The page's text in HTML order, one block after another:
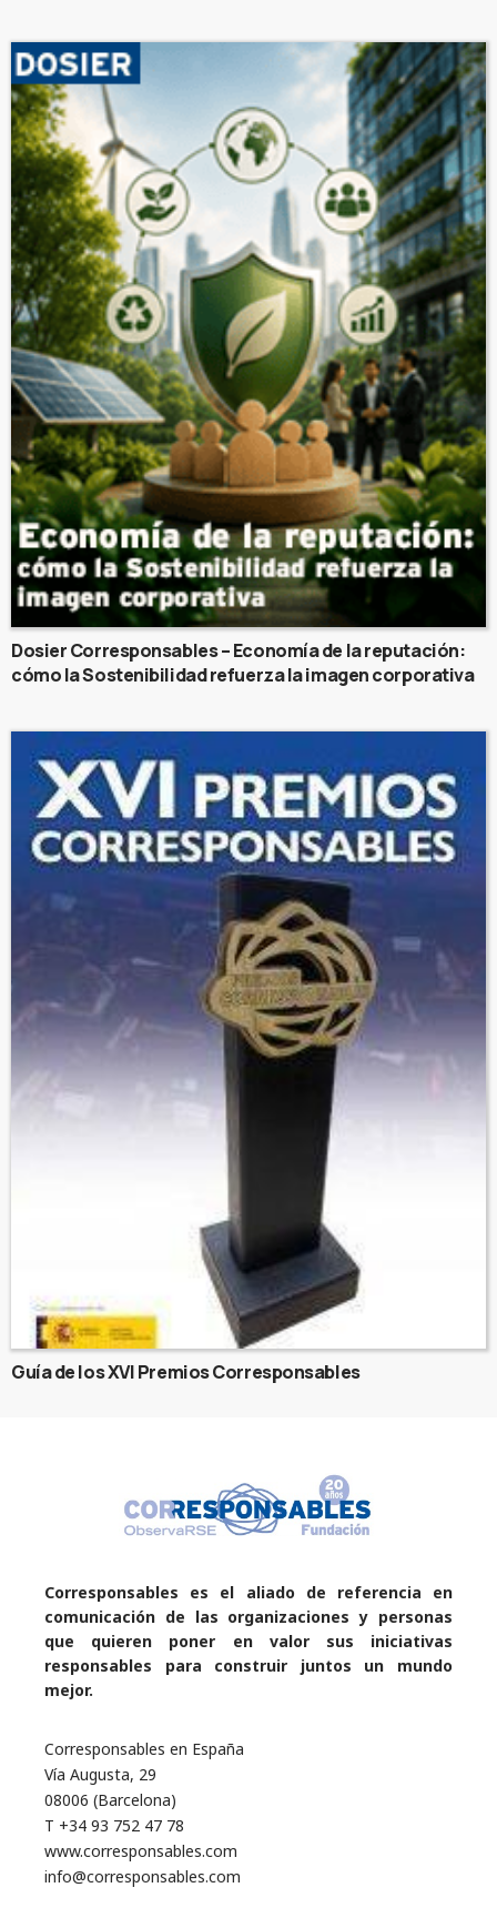
Dosier Corresponsables – Economía de la reputación:
cómo la Sostenibilidad refuerza la imagen corporativa
Guía de los XVI Premios Corresponsables
Corresponsables es el aliado de referencia en
comunicación de las organizaciones y personas
que quieren poner en valor sus iniciativas
responsables para construir juntos un mundo
mejor.
Corresponsables en España
Vía Augusta, 29
08006 (Barcelona)
T +34 93 752 47 78
www.corresponsables.com
info@corresponsables.com